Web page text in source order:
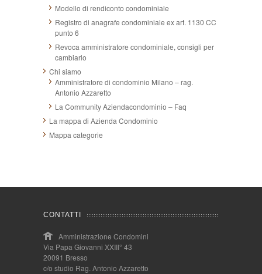
Modello di rendiconto condominiale
Registro di anagrafe condominiale ex art. 1130 CC
punto 6
Revoca amministratore condominiale, consigli per
cambiarlo
Chi siamo
Amministratore di condominio Milano – rag.
Antonio Azzaretto
La Community Aziendacondominio – Faq
La mappa di Azienda Condominio
Mappa categorie
CONTATTI
Amministrazione Condomini
Via Papa Giovanni XXIII° 43
20091 Bresso
c/o studio Rag. Antonio Azzaretto